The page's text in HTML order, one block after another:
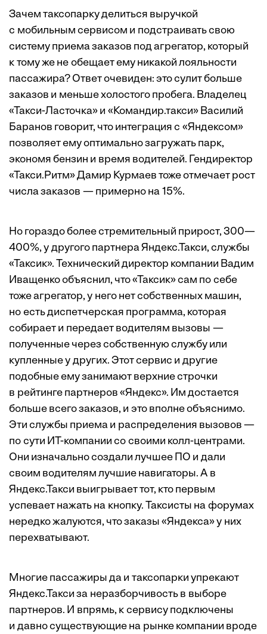
Зачем таксопарку делиться выручкой
с мобильным сервисом и подстраивать свою
систему приема заказов под агрегатор, который
к тому же не обещает ему никакой лояльности
пассажира? Ответ очевиден: это сулит больше
заказов и меньше холостого пробега. Владелец
«Такси-Ласточка» и «Командир.такси» Василий
Баранов говорит, что интеграция с «Яндексом»
позволяет ему оптимально загружать парк,
экономя бензин и время водителей. Гендиректор
«Такси.Ритм» Дамир Курмаев тоже отмечает рост
числа заказов — примерно на 15%.
Но гораздо более стремительный прирост, 300—
400%, у другого партнера Яндекс.Такси, службы
«Таксик». Технический директор компании Вадим
Иващенко объяснил, что «Таксик» сам по себе
тоже агрегатор, у него нет собственных машин,
но есть диспетчерская программа, которая
собирает и передает водителям вызовы —
полученные через собственную службу или
купленные у других. Этот сервис и другие
подобные ему занимают верхние строчки
в рейтинге партнеров «Яндекс». Им достается
больше всего заказов, и это вполне объяснимо.
Эти службы приема и распределения вызовов —
по сути ИТ-компании со своими колл-центрами.
Они изначально создали лучшее ПО и дали
своим водителям лучшие навигаторы. А в
Яндекс.Такси выигрывает тот, кто первым
успевает нажать на кнопку. Таксисты на форумах
нередко жалуются, что заказы «Яндекса» у них
перехватывают.
Многие пассажиры да и таксопарки упрекают
Яндекс.Такси за неразборчивость в выборе
партнеров. И впрямь, к сервису подключены
и давно существующие на рынке компании вроде